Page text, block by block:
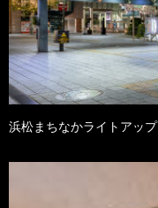
浜松まちなかライトアップ